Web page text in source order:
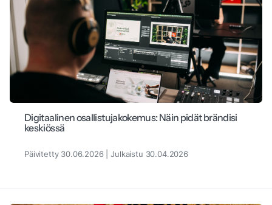
Digitaalinen osallistujakokemus: Näin pidät brändisi
keskiössä
Päivitetty 30.06.2026 | Julkaistu 30.04.2026